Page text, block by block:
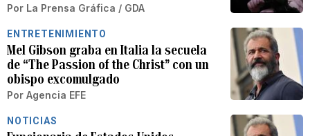
Por La Prensa Gráfica / GDA
ENTRETENIMIENTO
Mel Gibson graba en Italia la secuela
de “The Passion of the Christ” con un
obispo excomulgado
Por Agencia EFE
NOTICIAS